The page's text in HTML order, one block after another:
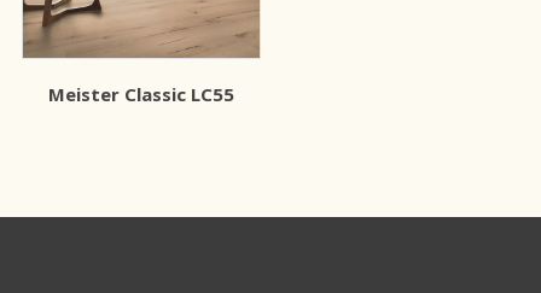
Meister Classic LC55